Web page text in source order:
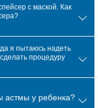
с маской. Как
я пытаюсь надеть
процедуру
астмы у ребенка?